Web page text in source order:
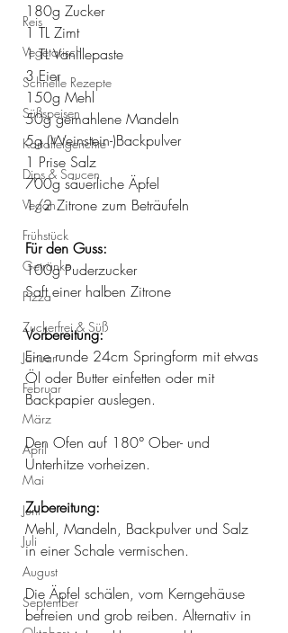
Reis
Vegetarisch
Schnelle Rezepte
Süßspeisen
Kartoffelgerichte
Dips & Saucen
Vegan
Frühstück
Getränke
Pizza
Zuckerfrei & Süß
Januar
Februar
März
April
Mai
Juni
Juli
August
September
180g Zucker
1 TL Zimt
1 TL Vanillepaste
3 Eier
150g Mehl
50g gemahlene Mandeln
5g (Weinstein-)Backpulver
1 Prise Salz
700g säuerliche Äpfel
1/2 Zitrone zum Beträufeln
Für den Guss:
100g Puderzucker
Saft einer halben Zitrone
Vorbereitung:
Eine runde 24cm Springform mit etwas
Öl oder Butter einfetten oder mit
Backpapier auslegen.
Den Ofen auf 180° Ober- und
Unterhitze vorheizen.
Zubereitung:
Mehl, Mandeln, Backpulver und Salz
in einer Schale vermischen.
Die Äpfel schälen, vom Kerngehäuse
befreien und grob reiben. Alternativ in